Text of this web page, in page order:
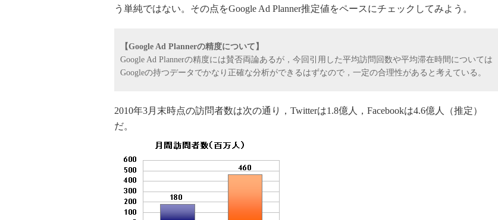
う単純ではない。その点をGoogle Ad Planner推定値をペースにチェックしてみよう。
【Google Ad Plannerの精度について】
Google Ad Plannerの精度には賛否両論あるが，今回引用した平均訪問回数や平均滞在時間については
Googleの持つデータでかなり正確な分析ができるはずなので，一定の合理性があると考えている。
2010年3月末時点の訪問者数は次の通り，Twitterは1.8億人，Facebookは4.6億人（推定）
だ。